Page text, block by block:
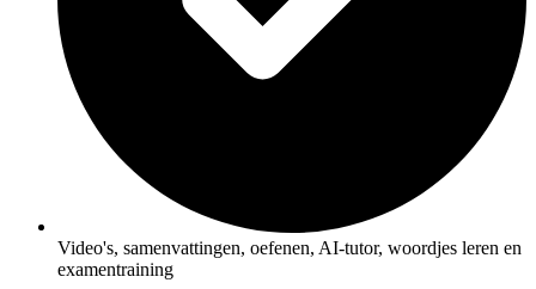
Video's, samenvattingen, oefenen, AI-tutor, woordjes leren en
examentraining